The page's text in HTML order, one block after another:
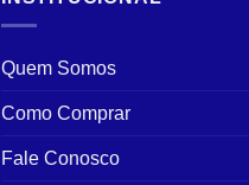
As
podem
escolhidas
página
Quem Somos
Como Comprar
Fale Conosco